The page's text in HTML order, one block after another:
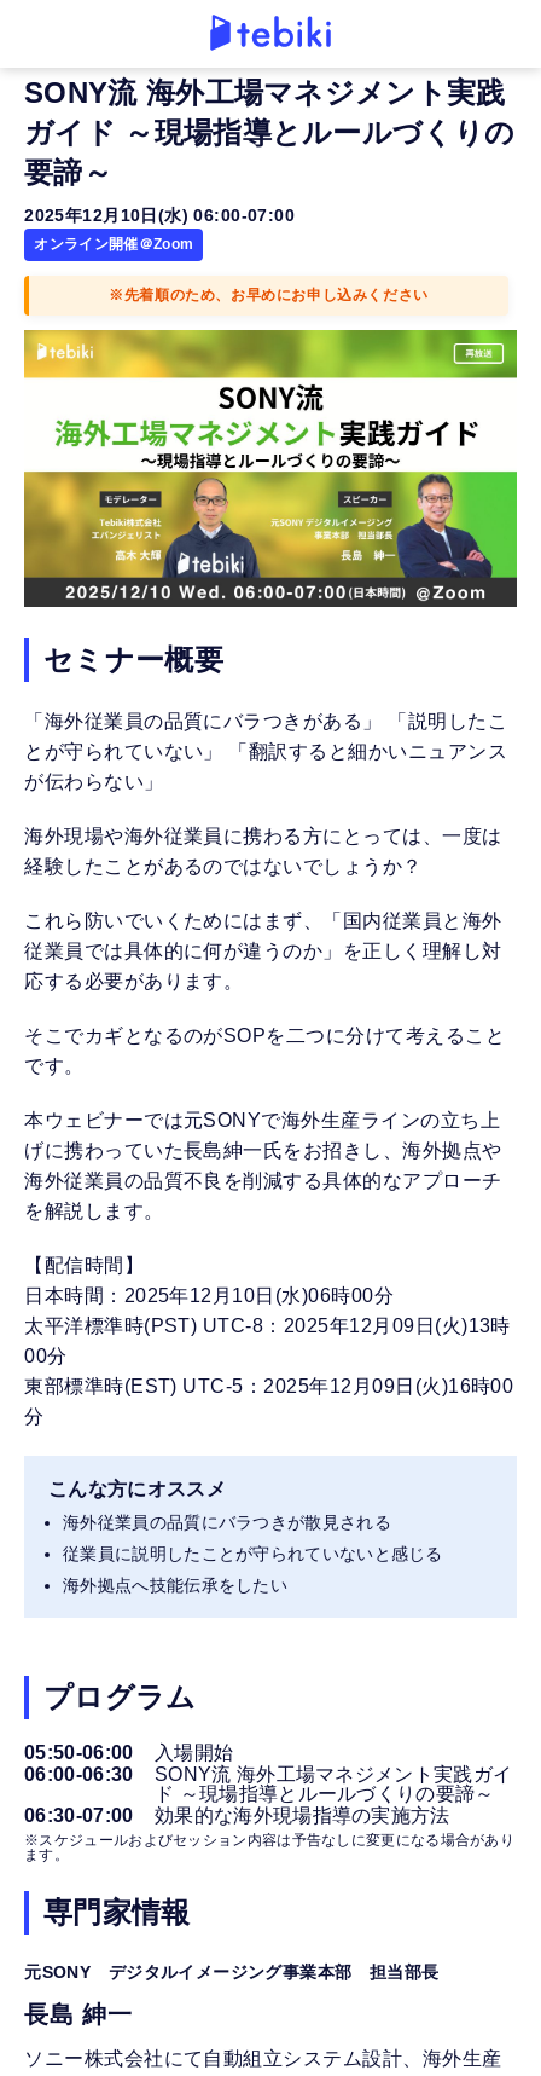
SONY流 海外工場マネジメント実践
ガイド ～現場指導とルールづくりの
要諦～
2025年12月10日(水) 06:00-07:00
オンライン開催＠Zoom
※先着順のため、お早めにお申し込みください
セミナー概要
「海外従業員の品質にバラつきがある」 「説明したこ
とが守られていない」 「翻訳すると細かいニュアンス
が伝わらない」
海外現場や海外従業員に携わる方にとっては、一度は
経験したことがあるのではないでしょうか？
これら防いでいくためにはまず、「国内従業員と海外
従業員では具体的に何が違うのか」を正しく理解し対
応する必要があります。
そこでカギとなるのがSOPを二つに分けて考えること
です。
本ウェビナーでは元SONYで海外生産ラインの立ち上
げに携わっていた長島紳一氏をお招きし、海外拠点や
海外従業員の品質不良を削減する具体的なアプローチ
を解説します。
【配信時間】
日本時間：2025年12月10日(水)06時00分
太平洋標準時(PST) UTC-8：2025年12月09日(火)13時
00分
東部標準時(EST) UTC-5：2025年12月09日(火)16時00
分
こんな方にオススメ
海外従業員の品質にバラつきが散見される
従業員に説明したことが守られていないと感じる
海外拠点へ技能伝承をしたい
プログラム
05:50-06:00
入場開始
06:00-06:30
SONY流 海外工場マネジメント実践ガイ
ド ～現場指導とルールづくりの要諦～
06:30-07:00
効果的な海外現場指導の実施方法
※スケジュールおよびセッション内容は予告なしに変更になる場合があり
ます。
専門家情報
元SONY デジタルイメージング事業本部 担当部長
長島 紳一
ソニー株式会社にて自動組立システム設計、海外生産